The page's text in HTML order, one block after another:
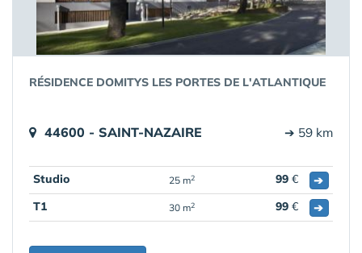
RÉSIDENCE DOMITYS LES PORTES DE L'ATLANTIQUE
44600 - SAINT-NAZAIRE ➔ 59 km
Studio 25 m2 99 €
➔
T1
30 m2 99 € ➔